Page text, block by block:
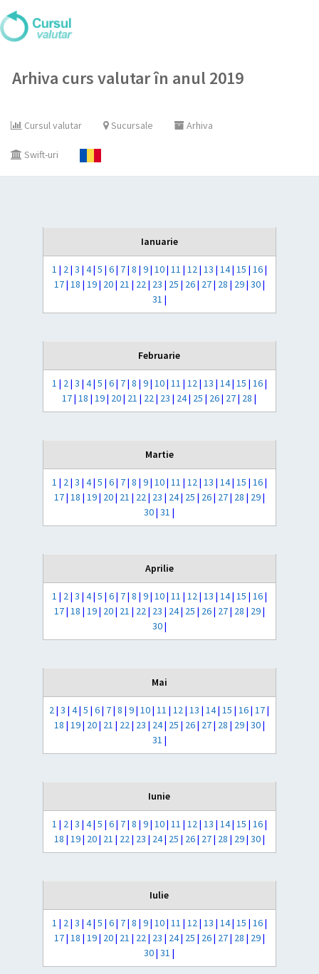
Arhiva curs valutar în anul 2019
Cursul valutar Sucursale Arhiva
Swift-uri
Ianuarie
1 | 2| 3 | 4| 5 | 6| 7| 8 | 9| 10| 11 | 12| 13 | 14| 15 | 16|
17| 18 | 19| 20| 21 | 22| 23 | 25 | 26| 27| 28 | 29| 30|
31 |
Februarie
1 | 2| 3 | 4| 5 | 6| 7| 8 | 9| 10| 11 | 12| 13 | 14| 15 | 16|
17|18 |19| 20| 21 | 22| 23 | 24| 25 | 26| 27| 28 |
Martie
1 | 2| 3 | 4| 5 | 6| 7| 8 | 9| 10| 11 | 12| 13 | 14| 15 | 16|
17| 18 | 19| 20| 21 | 22| 23 | 24| 25 | 26| 27| 28 | 29|
30|31 |
Aprilie
1 | 2| 3 | 4| 5 | 6| 7| 8 | 9| 10| 11 | 12| 13 | 14| 15 | 16|
17| 18 | 19| 20| 21 | 22| 23 | 24| 25 | 26| 27| 28 | 29|
30|
Mai
2|3 |4|5 |6| 7|8 |9|10|11 |12|13 |14|15 |16|17|
18 | 19| 20| 21 | 22| 23 | 24| 25 | 26| 27| 28 | 29| 30|
31 |
Iunie
1 | 2| 3 | 4| 5 | 6| 7| 8 | 9| 10| 11 | 12| 13 | 14| 15 | 16|
18 | 19| 20| 21 | 22| 23 | 24| 25 | 26| 27| 28 | 29| 30|
Iulie
1 | 2| 3 | 4| 5 | 6| 7| 8 | 9| 10| 11 | 12| 13 | 14| 15 | 16|
17| 18 | 19| 20| 21 | 22| 23 | 24| 25 | 26| 27| 28 | 29|
30|31 |